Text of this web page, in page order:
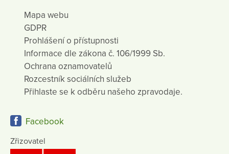
Mapa webu
GDPR
Prohlášení o přístupnosti
Informace dle zákona č. 106/1999 Sb.
Ochrana oznamovatelů
Rozcestník sociálních služeb
Přihlaste se k odběru našeho zpravodaje.
Facebook
Zřizovatel